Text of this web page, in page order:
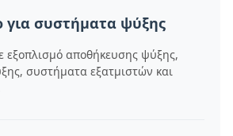
για συστήματα ψύξης
εξοπλισμό αποθήκευσης ψύξης,
συστήματα εξατμιστών και